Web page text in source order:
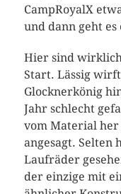
CampRoyalX
und dann geht
Hier sind
Start. Lässig wirft
Glocknerkönig
Jahr schlecht
vom Material
angesagt. Selten
Laufräder
der einzige mit